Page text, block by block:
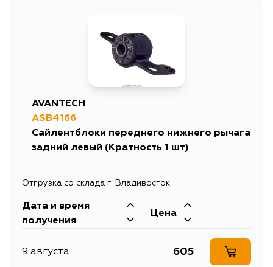
AVANTECH
ASB4166
Сайлентблоки переднего нижнего рычага
задний левый (Кратность 1 шт)
Отгрузка со склада г. Владивосток
Дата и время
получения
Цена
9 августа 605